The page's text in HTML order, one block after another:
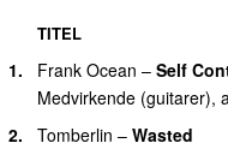
TITEL
1. Frank Ocean – Self
Medvirkende (guitarer),
2.
Tomberlin – Wasted